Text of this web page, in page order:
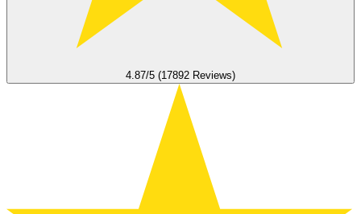
4.87/5 (17892 Reviews)